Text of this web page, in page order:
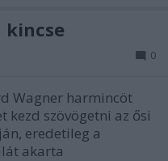
kincse
0
Wagner harmincöt
kezd szövögetni az ősi
eredetileg a
akarta